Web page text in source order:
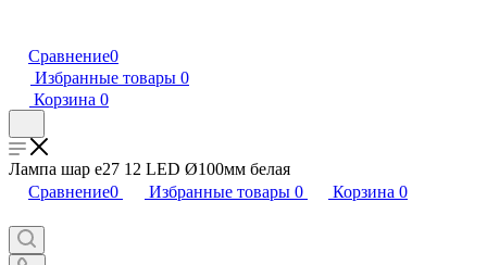
Сравнение0
Избранные товары 0
Корзина 0
Лампа шар e27 12 LED Ø100мм белая
Сравнение0 Избранные товары 0 Корзина 0